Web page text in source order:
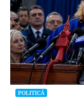
POLITICĂ
Un lider USR îl